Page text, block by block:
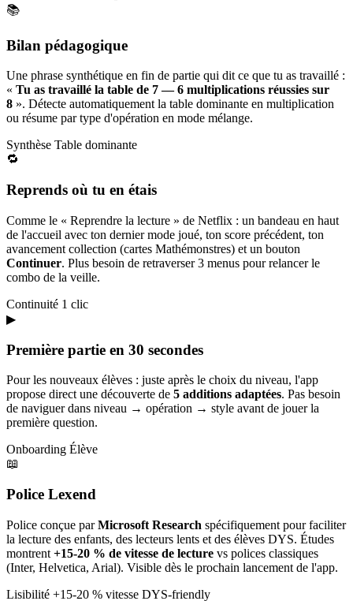
📚
Bilan pédagogique
Une phrase synthétique en fin de partie qui dit ce que tu as travaillé :
« Tu as travaillé la table de 7 — 6 multiplications réussies sur
8 ». Détecte automatiquement la table dominante en multiplication
ou résume par type d'opération en mode mélange.
Synthèse Table dominante
🔁
Reprends où tu en étais
Comme le « Reprendre la lecture » de Netflix : un bandeau en haut
de l'accueil avec ton dernier mode joué, ton score précédent, ton
avancement collection (cartes Mathémonstres) et un bouton
Continuer. Plus besoin de retraverser 3 menus pour relancer le
combo de la veille.
Continuité 1 clic
▶
Première partie en 30 secondes
Pour les nouveaux élèves : juste après le choix du niveau, l'app
propose direct une découverte de 5 additions adaptées. Pas besoin
de naviguer dans niveau → opération → style avant de jouer la
première question.
Onboarding Élève
📖
Police Lexend
Police conçue parMicrosoft Research spécifiquement pour faciliter
la lecture des enfants, des lecteurs lents et des élèves DYS. Études
montrent +15-20 % de vitesse de lecture vs polices classiques
(Inter, Helvetica, Arial). Visible dès le prochain lancement de l'app.
Lisibilité +15-20 % vitesse DYS-friendly